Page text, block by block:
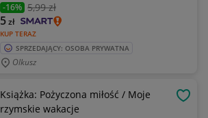
-16% 5,99 zł
KUP TERAZ
5zł
SPRZEDAJĄCY: OSOBA PRYWATNA
Olkusz
Książka: Pożyczona miłość / Moje
rzymskie wakacje